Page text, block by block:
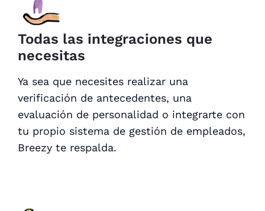
Todas las integraciones que
necesitas
Ya sea que necesites realizar una
verificación de antecedentes, una
evaluación de personalidad o integrarte con
tu propio sistema de gestión de empleados,
Breezy te respalda.